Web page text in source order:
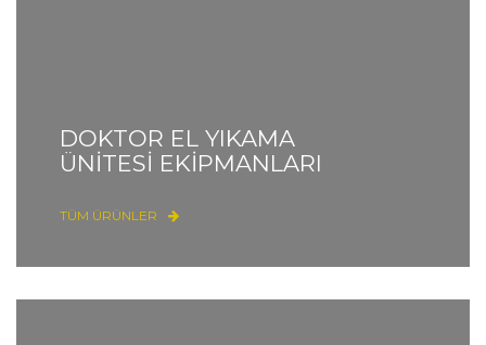
DOKTOR EL YIKAMA
ÜNİTESİ EKİPMANLARI
TÜM ÜRÜNLER